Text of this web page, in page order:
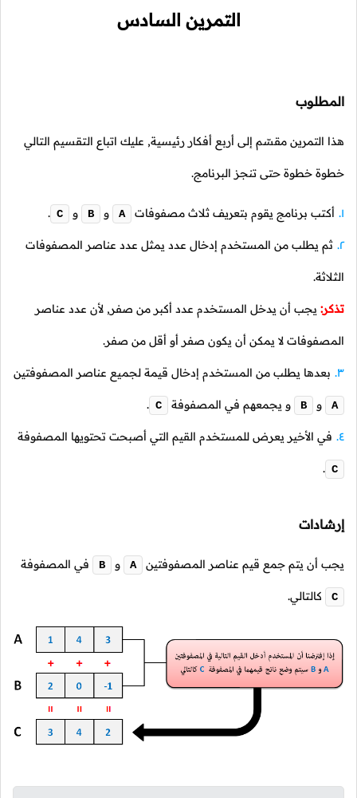
التمرين السادس
المطلوب
هذا التمرين مقسّم إلى أربع أفكار رئيسية, عليك اتباع التقسيم التالي
خطوة خطوة حتى تنجز البرنامج.
أكتب برنامج يقوم بتعريف ثلاث مصفوفات A و B و C
.
ثم يطلب من المستخدم إدخال عدد يمثل عدد عناصر المصفوفات
الثلاثة.
تذكر: يجب أن يدخل المستخدم عدد أكبر من صفر, لأن عدد عناصر
المصفوفات لا يمكن أن يكون صفر أو أقل من صفر.
بعدها يطلب من المستخدم إدخال قيمة لجميع عناصر المصفوفتين
A و B و يجمعهم في المصفوفة C
.
في الأخير يعرض للمستخدم القيم التي أصبحت تحتويها المصفوفة
C
.
إرشادات
يجب أن يتم جمع قيم عناصر المصفوفتين A و B في المصفوفة
C كالتالي.